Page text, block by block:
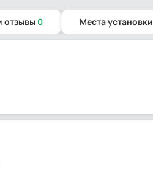
отзывы 0 Места установки